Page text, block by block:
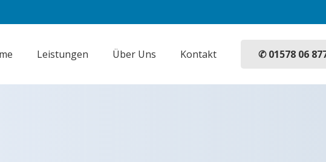
Leistungen Über Uns Kontakt ✆ 01578 06